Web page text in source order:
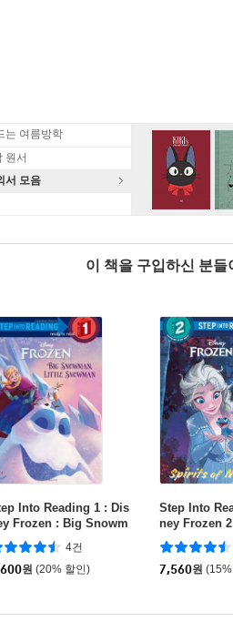
는 여름방학
원서
서 모음
이 책을 구입하신 분
Into Reading 1 : Dis
Frozen : Big Snowm
Little Snowman
4건
원 (20% 할인)
Step Into
ney Frozen
Nature
7,560원